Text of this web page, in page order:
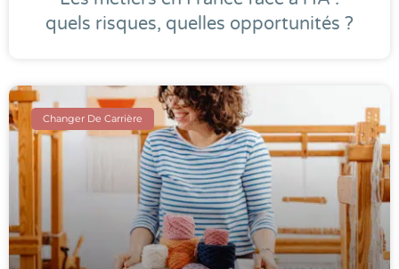
quels risques, quelles opportunités ?
Changer De Carrière